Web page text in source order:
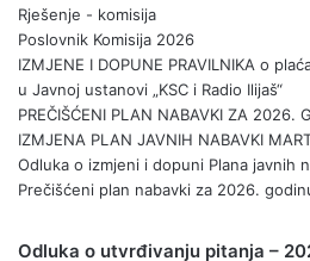
Rješenje - komisija
Poslovnik Komisija 2026
IZMJENE I DOPUNE PRAVILNIKA o
u Javnoj ustanovi „KSC i Radio Ilijaš“
PREČIŠĆENI PLAN NABAVKI ZA 2026.
IZMJENA PLAN JAVNIH NABAVKI
Odluka o izmjeni i dopuni Plana javnih
Prečišćeni plan nabavki za 2026.
Odluka o utvrđivanju pitanja –